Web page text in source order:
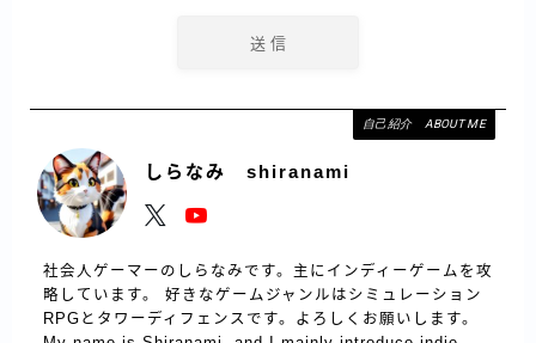
自己紹介 ABOUT ME
しらなみ shiranami
社会人ゲーマーのしらなみです。主にインディーゲームを攻
略しています。 好きなゲームジャンルはシミュレーション
RPGとタワーディフェンスです。よろしくお願いします。